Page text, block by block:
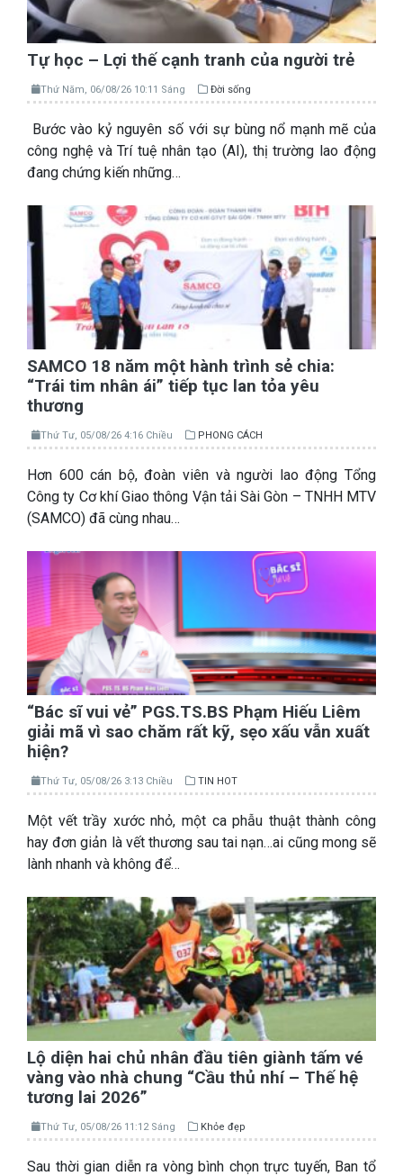
Tự học – Lợi thế cạnh tranh của người trẻ
Thứ Năm, 06/08/26 10:11 Sáng Đời sống
Bước vào kỷ nguyên số với sự bùng nổ mạnh mẽ của
công nghệ và Trí tuệ nhân tạo (AI), thị trường lao động
đang chứng kiến những…
SAMCO 18 năm một hành trình sẻ chia:
“Trái tim nhân ái” tiếp tục lan tỏa yêu
thương
Thứ Tư, 05/08/26 4:16 Chiều PHONG CÁCH
Hơn 600 cán bộ, đoàn viên và người lao động Tổng
Công ty Cơ khí Giao thông Vận tải Sài Gòn – TNHH MTV
(SAMCO) đã cùng nhau…
“Bác sĩ vui vẻ” PGS.TS.BS Phạm Hiếu Liêm
giải mã vì sao chăm rất kỹ, sẹo xấu vẫn xuất
hiện?
Thứ Tư, 05/08/26 3:13 Chiều TIN HOT
Một vết trầy xước nhỏ, một ca phẫu thuật thành công
hay đơn giản là vết thương sau tai nạn…ai cũng mong sẽ
lành nhanh và không để…
Lộ diện hai chủ nhân đầu tiên giành tấm vé
vàng vào nhà chung “Cầu thủ nhí – Thế hệ
tương lai 2026”
Thứ Tư, 05/08/26 11:12 Sáng Khỏe đẹp
Sau thời gian diễn ra vòng bình chọn trực tuyến, Ban tổ